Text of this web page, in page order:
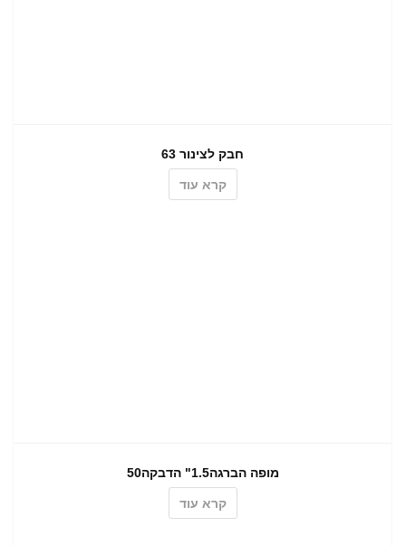
חבק לצינור 63
קרא עוד
מופה הברגה1.5" הדבקה50
קרא עוד